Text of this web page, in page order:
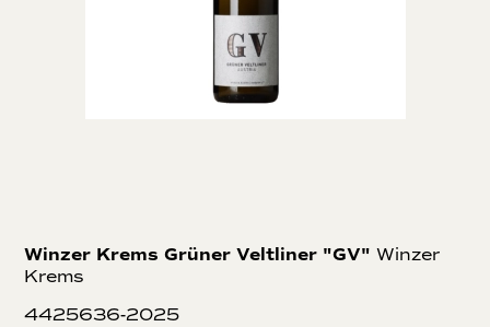
Winzer Krems Grüner Veltliner "GV" Winzer
Krems
4425636-2025